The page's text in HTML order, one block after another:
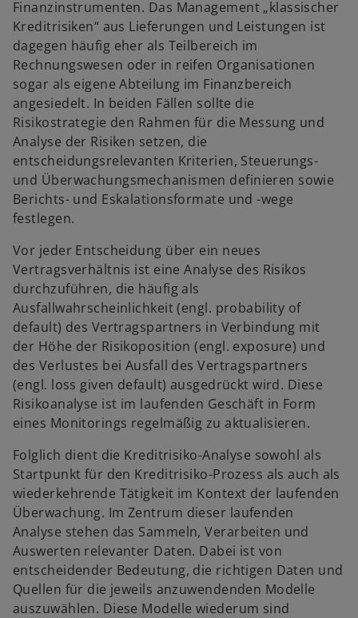
e
n
R
e
g
s
e
r
k
g
f
n
e
Finanzinstrumenten. Das Management „klassischer
Kreditrisiken“ aus Lieferungen und Leistungen ist
dagegen häufig eher als Teilbereich im
Rechnungswesen oder in reifen Organisationen
sogar als eigene Abteilung im Finanzbereich
angesiedelt. In beiden Fällen sollte die
Risikostrategie den Rahmen für die Messung und
Analyse der Risiken setzen, die
entscheidungsrelevanten Kriterien, Steuerungs-
und Überwachungsmechanismen definieren sowie
Berichts- und Eskalationsformate und -wege
festlegen.
Vor jeder Entscheidung über ein neues
Vertragsverhältnis ist eine Analyse des Risikos
durchzuführen, die häufig als
Ausfallwahrscheinlichkeit (engl. probability of
default) des Vertragspartners in Verbindung mit
der Höhe der Risikoposition (engl. exposure) und
des Verlustes bei Ausfall des Vertragspartners
(engl. loss given default) ausgedrückt wird. Diese
Risikoanalyse ist im laufenden Geschäft in Form
eines Monitorings regelmäßig zu aktualisieren.
Folglich dient die Kreditrisiko-Analyse sowohl als
Startpunkt für den Kreditrisiko-Prozess als auch als
wiederkehrende Tätigkeit im Kontext der laufenden
Überwachung. Im Zentrum dieser laufenden
Analyse stehen das Sammeln, Verarbeiten und
Auswerten relevanter Daten. Dabei ist von
entscheidender Bedeutung, die richtigen Daten und
Quellen für die jeweils anzuwendenden Modelle
auszuwählen. Diese Modelle wiederum sind